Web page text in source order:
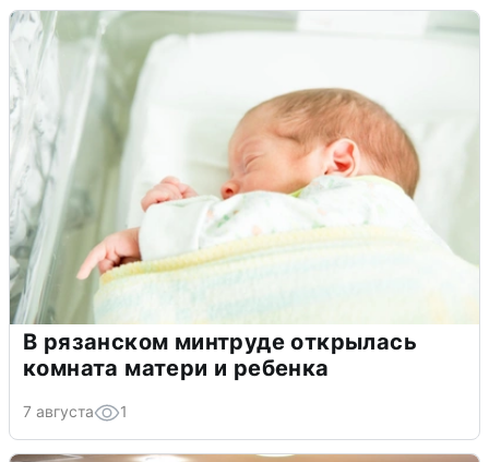
В рязанском минтруде открылась
комната матери и ребенка
7 августа 1